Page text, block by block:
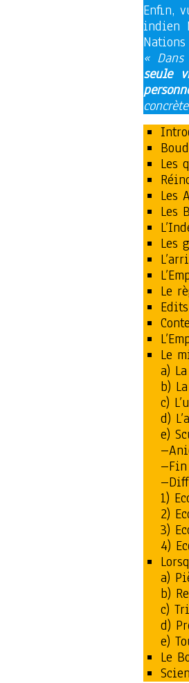
Enfin,
indien
«
seule
Les
Les
Les
Les
Le
Le
a)
b)
c)
d)
e)
1)
2)
3)
4)
a)
b)
c)
d)
e)
Le